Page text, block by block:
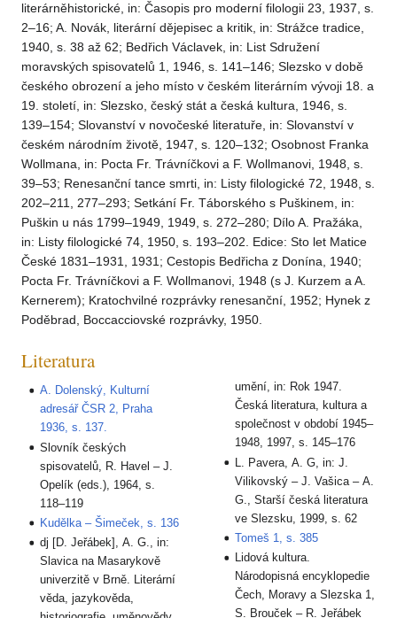
literárněhistorické, in: Časopis pro moderní filologii 23, 1937, s.
2–16; A. Novák, literární dějepisec a kritik, in: Strážce tradice,
1940, s. 38 až 62; Bedřich Václavek, in: List Sdružení
moravských spisovatelů 1, 1946, s. 141–146; Slezsko v době
českého obrození a jeho místo v českém literárním vývoji 18. a
19. století, in: Slezsko, český stát a česká kultura, 1946, s.
139–154; Slovanství v novočeské literatuře, in: Slovanství v
českém národním životě, 1947, s. 120–132; Osobnost Franka
Wollmana, in: Pocta Fr. Trávníčkovi a F. Wollmanovi, 1948, s.
39–53; Renesanční tance smrti, in: Listy filologické 72, 1948, s.
202–211, 277–293; Setkání Fr. Táborského s Puškinem, in:
Puškin u nás 1799–1949, 1949, s. 272–280; Dílo A. Pražáka,
in: Listy filologické 74, 1950, s. 193–202. Edice: Sto let Matice
České 1831–1931, 1931; Cestopis Bedřicha z Donína, 1940;
Pocta Fr. Trávníčkovi a F. Wollmanovi, 1948 (s J. Kurzem a A.
Kernerem); Kratochvilné rozprávky renesanční, 1952; Hynek z
Poděbrad, Boccacciovské rozprávky, 1950.
Literatura
A. Dolenský, Kulturní
adresář ČSR 2, Praha
1936, s. 137.
Slovník českých
spisovatelů, R. Havel – J.
Opelík (eds.), 1964, s.
118–119
Kudělka – Šimeček, s. 136
dj [D. Jeřábek], A. G., in:
Slavica na Masarykově
univerzitě v Brně. Literární
věda, jazykověda,
umění, in: Rok 1947.
Česká literatura, kultura a
společnost v období 1945–
1948, 1997, s. 145–176
L. Pavera, A. G, in: J.
Vilikovský – J. Vašica – A.
G., Starší česká literatura
ve Slezsku, 1999, s. 62
Tomeš 1, s. 385
Lidová kultura.
Národopisná encyklopedie
Čech, Moravy a Slezska 1,
S. Brouček – R. Jeřábek